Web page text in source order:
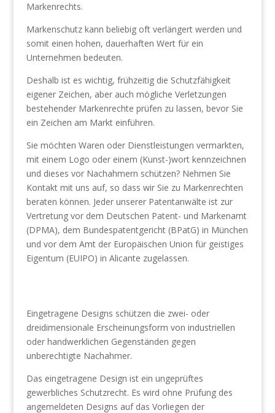
Markenrechts.
Markenschutz kann beliebig oft verlängert werden und
somit einen hohen, dauerhaften Wert für ein
Unternehmen bedeuten.
Deshalb ist es wichtig, frühzeitig die Schutzfähigkeit
eigener Zeichen, aber auch mögliche Verletzungen
bestehender Markenrechte prüfen zu lassen, bevor Sie
ein Zeichen am Markt einführen.
Sie möchten Waren oder Dienstleistungen vermarkten,
mit einem Logo oder einem (Kunst-)wort kennzeichnen
und dieses vor Nachahmern schützen? Nehmen Sie
Kontakt mit uns auf, so dass wir Sie zu Markenrechten
beraten können. Jeder unserer Patentanwälte ist zur
Vertretung vor dem Deutschen Patent- und Markenamt
(DPMA), dem Bundespatentgericht (BPatG) in München
und vor dem Amt der Europäischen Union für geistiges
Eigentum (EUIPO) in Alicante zugelassen.
Eingetragene Designs schützen die zwei- oder
dreidimensionale Erscheinungsform von industriellen
oder handwerklichen Gegenständen gegen
unberechtigte Nachahmer.
Das eingetragene Design ist ein ungeprüftes
gewerbliches Schutzrecht. Es wird ohne Prüfung des
angemeldeten Designs auf das Vorliegen der